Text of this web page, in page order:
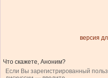
версия
Что скажете, Аноним?
Если Вы зарегистрированный